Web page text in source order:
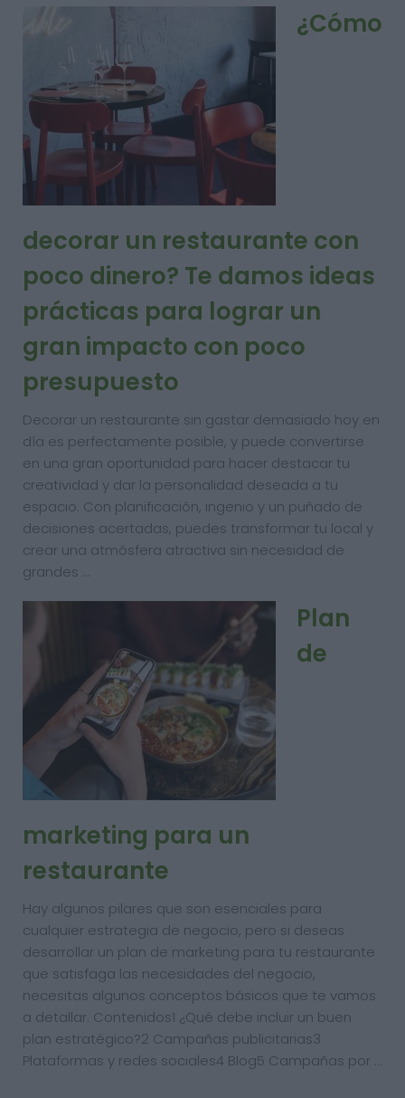
¿Cómo
decorar un restaurante con
poco dinero? Te damos ideas
prácticas para lograr un
gran impacto con poco
presupuesto
Decorar un restaurante sin gastar demasiado hoy en
día es perfectamente posible, y puede convertirse
en una gran oportunidad para hacer destacar tu
creatividad y dar la personalidad deseada a tu
espacio. Con planificación, ingenio y un puñado de
decisiones acertadas, puedes transformar tu local y
crear una atmósfera atractiva sin necesidad de
grandes …
Plan
de
marketing para un
restaurante
Hay algunos pilares que son esenciales para
cualquier estrategia de negocio, pero si deseas
desarrollar un plan de marketing para tu restaurante
que satisfaga las necesidades del negocio,
necesitas algunos conceptos básicos que te vamos
a detallar. Contenidos1 ¿Qué debe incluir un buen
plan estratégico?2 Campañas publicitarias3
Plataformas y redes sociales4 Blog5 Campañas por …